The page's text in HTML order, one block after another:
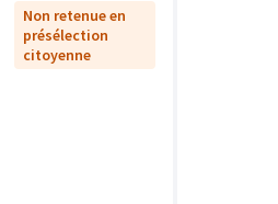
Non retenue en
présélection
citoyenne